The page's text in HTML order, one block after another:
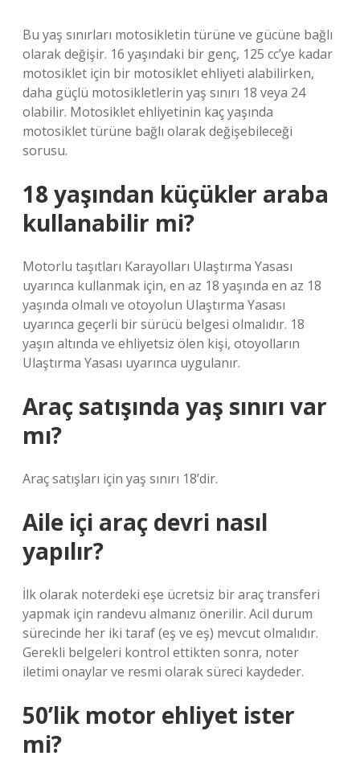
Bu yaş sınırları motosikletin türüne ve gücüne bağlı
olarak değişir. 16 yaşındaki bir genç, 125 cc’ye kadar
motosiklet için bir motosiklet ehliyeti alabilirken,
daha güçlü motosikletlerin yaş sınırı 18 veya 24
olabilir. Motosiklet ehliyetinin kaç yaşında
motosiklet türüne bağlı olarak değişebileceği
sorusu.
18 yaşından küçükler araba
kullanabilir mi?
Motorlu taşıtları Karayolları Ulaştırma Yasası
uyarınca kullanmak için, en az 18 yaşında en az 18
yaşında olmalı ve otoyolun Ulaştırma Yasası
uyarınca geçerli bir sürücü belgesi olmalıdır. 18
yaşın altında ve ehliyetsiz ölen kişi, otoyolların
Ulaştırma Yasası uyarınca uygulanır.
Araç satışında yaş sınırı var
mı?
Araç satışları için yaş sınırı 18’dir.
Aile içi araç devri nasıl
yapılır?
İlk olarak noterdeki eşe ücretsiz bir araç transferi
yapmak için randevu almanız önerilir. Acil durum
sürecinde her iki taraf (eş ve eş) mevcut olmalıdır.
Gerekli belgeleri kontrol ettikten sonra, noter
iletimi onaylar ve resmi olarak süreci kaydeder.
50’lik motor ehliyet ister
mi?